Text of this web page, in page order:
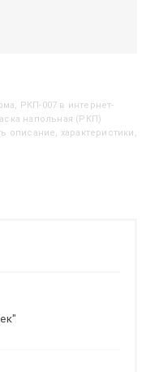
РКП-007 в интернет-
напольная (РКП)
описание, характеристики,